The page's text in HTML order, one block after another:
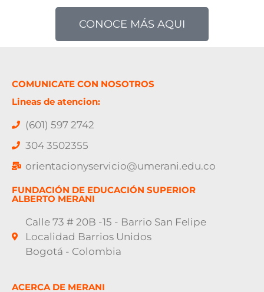
CONOCE MÁS AQUI
COMUNICATE CON NOSOTROS
Lineas de atencion:
(601) 597 2742
304 3502355
orientacionyservicio@umerani.edu.co
FUNDACIÓN DE EDUCACIÓN SUPERIOR
ALBERTO MERANI
Calle 73 # 20B -15 - Barrio San Felipe
Localidad Barrios Unidos
Bogotá - Colombia
ACERCA DE MERANI